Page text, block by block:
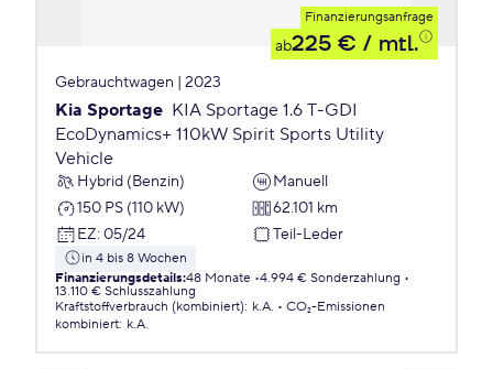
Finanzierungsanfrage
ab225 € / mtl.
Gebrauchtwagen | 2023
Kia Sportage KIA Sportage 1.6 T-GDI
EcoDynamics+ 110kW Spirit Sports Utility
Vehicle
Hybrid (Benzin)
Manuell
150 PS (110 kW)
62.101 km
EZ: 05/24 Teil-Leder
in 4 bis 8 Wochen
Finanzierungsdetails:48 Monate 4.994 € Sonderzahlung
13.110 € Schlusszahlung
Kraftstoffverbrauch (kombiniert): k.A.
CO₂-Emissionen
kombiniert: k.A.